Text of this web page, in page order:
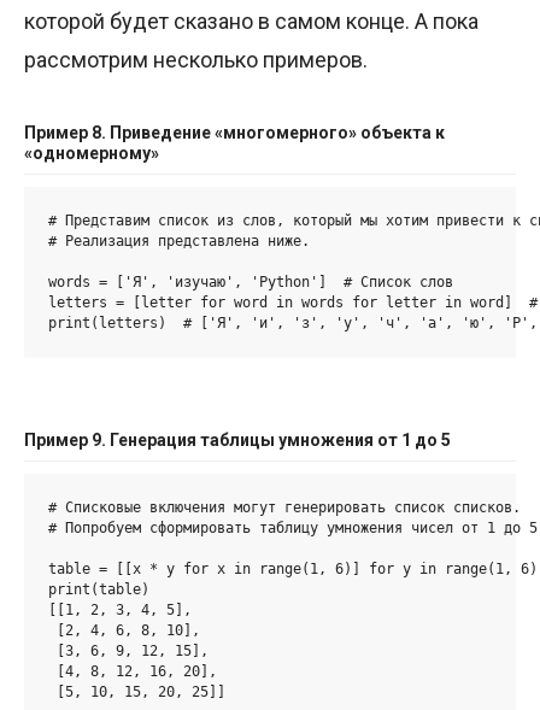
которой будет сказано в самом конце. А пока
рассмотрим несколько примеров.
Пример 8. Приведение «многомерного» объекта к
«одномерному»
# Представим список из слов, который мы хотим привести к
# Реализация представлена ниже.
words = ['Я', 'изучаю', 'Python']  # Список слов
letters = [letter for word in words for letter in word]  #
print(letters)  # ['Я', 'и', 'з', 'у', 'ч', 'а', 'ю',
Пример 9. Генерация таблицы умножения от 1 до 5
# Списковые включения могут генерировать список списков.
# Попробуем сформировать таблицу умножения чисел от 1 до
table = [[x * y for x in range(1, 6)] for y in range(1,
print(table)
[[1, 2, 3, 4, 5],
[2, 4, 6, 8, 10],
[3, 6, 9, 12, 15],
[4, 8, 12, 16, 20],
[5, 10, 15, 20, 25]]